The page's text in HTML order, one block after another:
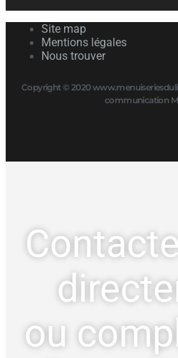
Site map
Mentions légales
Nous trouver
Copyright © 2020
communication
ou